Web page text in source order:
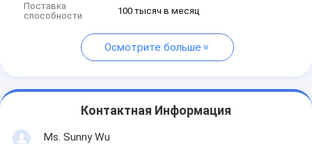
Поставка
способности
100 тысяч в месяц
Осмотрите больше
Контактная Информация
Ms. Sunny Wu